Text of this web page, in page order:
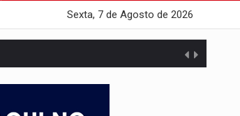
Sexta, 7 de Agosto de 2026